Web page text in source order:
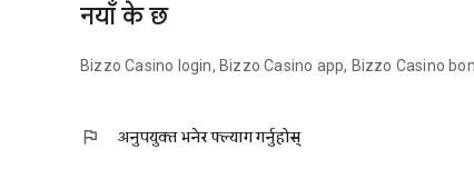
नयाँ के छ
Bizzo Casino login, Bizzo Casino app, Bizzo Casino
flag अनुपयुक्त भनेर फ्ल्याग गर्नुहोस्